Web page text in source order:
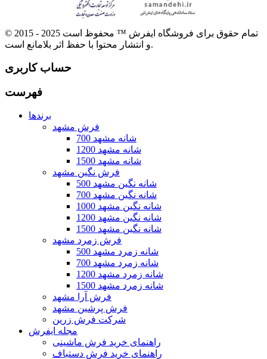
© 2015 - 2025 تمام حقوق برای فروشگاه ایفرش ™ محفوظ است
و انتشار محتوا با حفظ اثر بلامانع است.
حساب کاربری
فهرست
برندها
فرش مشهد
700 شانه مشهد
1200 شانه مشهد
1500 شانه مشهد
فرش نگین مشهد
500 شانه نگین مشهد
700 شانه نگین مشهد
1000 شانه نگین مشهد
1200 شانه نگین مشهد
1500 شانه نگین مشهد
فرش زمرد مشهد
500 شانه زمرد مشهد
700 شانه زمرد مشهد
1200 شانه زمرد مشهد
1500 شانه زمرد مشهد
فرش آرا مشهد
فرش پرشین مشهد
شرکت فرش زرین
مجله ایفرش
راهنمای خرید فرش ماشینی
راهنمای خرید فرش دستباف